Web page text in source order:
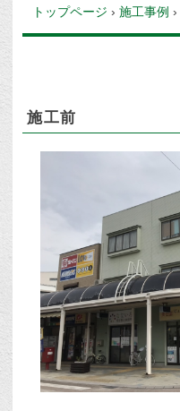
トップページ › 施工事例 ›
施工前